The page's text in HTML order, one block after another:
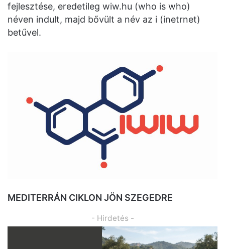
fejlesztése, eredetileg wiw.hu (who is who)
néven indult, majd bővült a név az i (inetrnet)
betűvel.
MEDITERRÁN CIKLON JÖN SZEGEDRE
- Hirdetés -